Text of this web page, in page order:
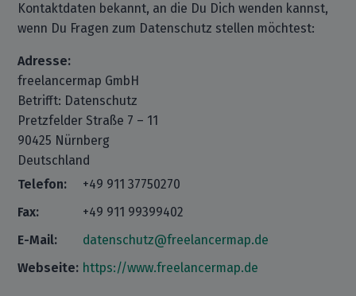
Kontaktdaten bekannt, an die Du Dich wenden kannst,
wenn Du Fragen zum Datenschutz stellen möchtest:
Adresse:
freelancermap GmbH
Betrifft: Datenschutz
Pretzfelder Straße 7 – 11
90425 Nürnberg
Deutschland
Telefon:
+49 911 37750270
Fax:
+49 911 99399402
E-Mail:
datenschutz@freelancermap.de
Webseite: https://www.freelancermap.de